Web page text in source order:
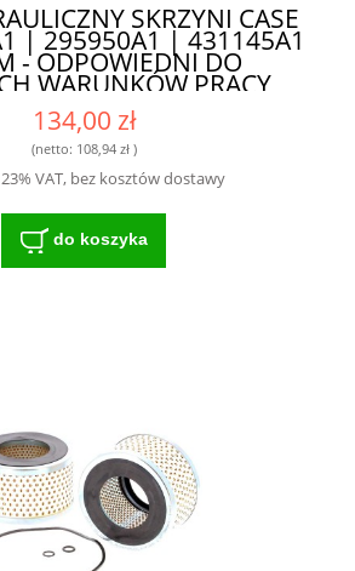
SKRZYNI CASE
| 295950A1 | 431145A1
- ODPOWIEDNI DO
WARUNKÓW PRACY
134,00 zł
(netto: 108,94 zł)
VAT, bez kosztów dostawy
do koszyka